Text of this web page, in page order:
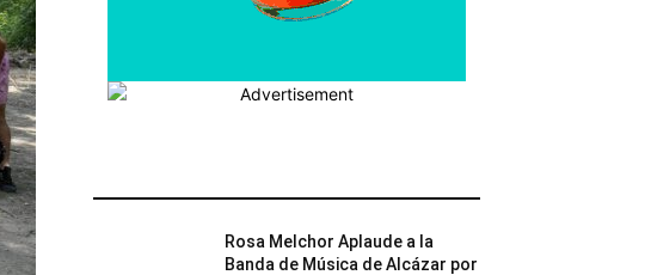
Rosa Melchor Aplaude a la
Banda de Música de Alcázar por